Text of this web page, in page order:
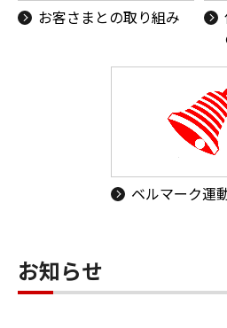
お客さまとの取り組み
ベルマーク運
お知らせ